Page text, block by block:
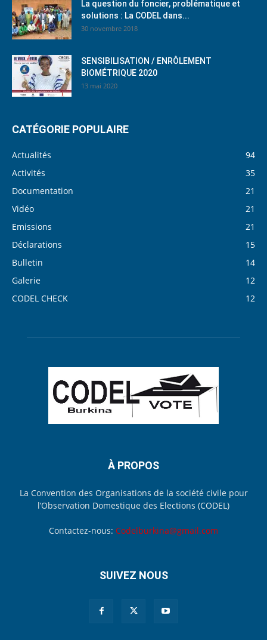
La question du foncier, problématique et
solutions : La CODEL dans...
30 novembre 2018
SENSIBILISATION / ENRÔLEMENT
BIOMÉTRIQUE 2020
13 mai 2020
CATÉGORIE POPULAIRE
Actualités
94
Activités
35
Documentation
21
Vidéo
21
Emissions
21
Déclarations
15
Bulletin
14
Galerie
12
CODEL CHECK
12
À PROPOS
La Convention des Organisations de la société civile pour
l’Observation Domestique des Elections (CODEL)
Contactez-nous: Codelburkina@gmail.com
SUIVEZ NOUS